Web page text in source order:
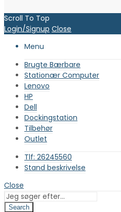
Scroll To Top
Login/Signup Close
Menu
Brugte Bærbare
Stationær Computer
Lenovo
HP
Dell
Dockingstation
Tilbehør
Outlet
Tlf: 26245560
Stand beskrivelse
Close
Search